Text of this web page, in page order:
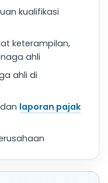
kualifikasi
keterampilan,
ahli
ahli di
laporan pajak